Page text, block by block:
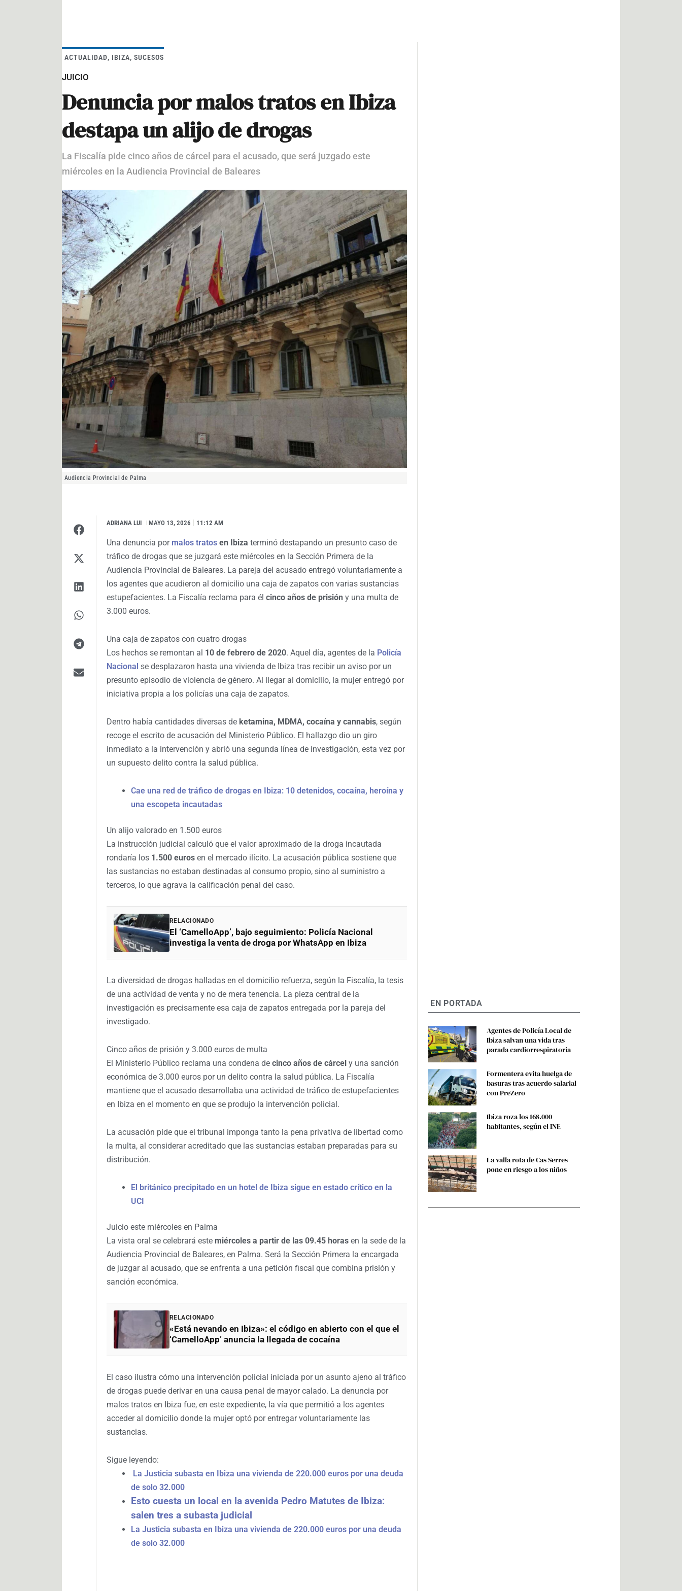
ACTUALIDAD, IBIZA, SUCESOS
JUICIO
Denuncia por malos tratos en Ibiza
destapa un alijo de drogas
La Fiscalía pide cinco años de cárcel para el acusado, que será juzgado este
miércoles en la Audiencia Provincial de Baleares
Audiencia Provincial de Palma
ADRIANA LUI I MAYO 13, 2026 11:12 AM
Una denuncia por malos tratos en Ibiza terminó destapando un presunto caso de
tráfico de drogas que se juzgará este miércoles en la Sección Primera de la
Audiencia Provincial de Baleares. La pareja del acusado entregó voluntariamente a
los agentes que acudieron al domicilio una caja de zapatos con varias sustancias
estupefacientes. La Fiscalía reclama para él cinco años de prisión y una multa de
3.000 euros.
Una caja de zapatos con cuatro drogas
Los hechos se remontan al 10 de febrero de 2020. Aquel día, agentes de la Policía
Nacional se desplazaron hasta una vivienda de Ibiza tras recibir un aviso por un
presunto episodio de violencia de género. Al llegar al domicilio, la mujer entregó por
iniciativa propia a los policías una caja de zapatos.
Dentro había cantidades diversas de ketamina, MDMA, cocaína y cannabis, según
recoge el escrito de acusación del Ministerio Público. El hallazgo dio un giro
inmediato a la intervención y abrió una segunda línea de investigación, esta vez por
un supuesto delito contra la salud pública.
Cae una red de tráfico de drogas en Ibiza: 10 detenidos, cocaína, heroína y
una escopeta incautadas
Un alijo valorado en 1.500 euros
La instrucción judicial calculó que el valor aproximado de la droga incautada
rondaría los 1.500 euros en el mercado ilícito. La acusación pública sostiene que
las sustancias no estaban destinadas al consumo propio, sino al suministro a
terceros, lo que agrava la calificación penal del caso.
RELACIONADO
El ‘CamelloApp’, bajo seguimiento: Policía Nacional
investiga la venta de droga por WhatsApp en Ibiza
La diversidad de drogas halladas en el domicilio refuerza, según la Fiscalía, la tesis
de una actividad de venta y no de mera tenencia. La pieza central de la
investigación es precisamente esa caja de zapatos entregada por la pareja del
investigado.
Cinco años de prisión y 3.000 euros de multa
El Ministerio Público reclama una condena de cinco años de cárcel y una sanción
económica de 3.000 euros por un delito contra la salud pública. La Fiscalía
mantiene que el acusado desarrollaba una actividad de tráfico de estupefacientes
en Ibiza en el momento en que se produjo la intervención policial.
La acusación pide que el tribunal imponga tanto la pena privativa de libertad como
la multa, al considerar acreditado que las sustancias estaban preparadas para su
distribución.
El británico precipitado en un hotel de Ibiza sigue en estado crítico en la
UCI
Juicio este miércoles en Palma
La vista oral se celebrará este miércoles a partir de las 09.45 horas en la sede de la
Audiencia Provincial de Baleares, en Palma. Será la Sección Primera la encargada
de juzgar al acusado, que se enfrenta a una petición fiscal que combina prisión y
sanción económica.
RELACIONADO
«Está nevando en Ibiza»: el código en abierto con el que el
‘CamelloApp’ anuncia la llegada de cocaína
El caso ilustra cómo una intervención policial iniciada por un asunto ajeno al tráfico
de drogas puede derivar en una causa penal de mayor calado. La denuncia por
malos tratos en Ibiza fue, en este expediente, la vía que permitió a los agentes
acceder al domicilio donde la mujer optó por entregar voluntariamente las
sustancias.
Sigue leyendo:
La Justicia subasta en Ibiza una vivienda de 220.000 euros por una deuda
de solo 32.000
Esto cuesta un local en la avenida Pedro Matutes de Ibiza:
salen tres a subasta judicial
La Justicia subasta en Ibiza una vivienda de 220.000 euros por una deuda
de solo 32.000
EN PORTADA
Agentes de Policía Local de
Ibiza salvan una vida tras
parada cardiorrespiratoria
Formentera evita huelga de
basuras tras acuerdo salarial
con PreZero
Ibiza roza los 168.000
habitantes, según el INE
La valla rota de Cas Serres
pone en riesgo a los niños